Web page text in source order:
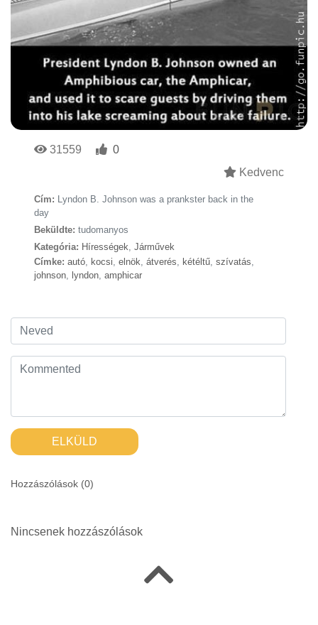
31559
0
Kedvenc
Cím: Lyndon B. Johnson was a prankster back in the
day
Beküldte: tudomanyos
Kategória: Hírességek, Járművek
Címke: autó, kocsi, elnök, átverés, kétéltű, szívatás,
johnson, lyndon, amphicar
ELKÜLD
Hozzászólások (0)
Nincsenek hozzászólások